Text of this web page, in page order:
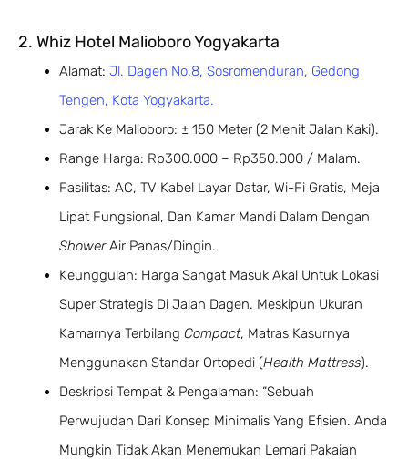
2. Whiz Hotel Malioboro Yogyakarta
Alamat: Jl. Dagen No.8, Sosromenduran, Gedong
Tengen, Kota Yogyakarta.
Jarak Ke Malioboro: ± 150 Meter (2 Menit Jalan Kaki).
Range Harga: Rp300.000 – Rp350.000 / Malam.
Fasilitas: AC, TV Kabel Layar Datar, Wi-Fi Gratis, Meja
Lipat Fungsional, Dan Kamar Mandi Dalam Dengan
ShowerAir Panas/dingin.
Keunggulan: Harga Sangat Masuk Akal Untuk Lokasi
Super Strategis Di Jalan Dagen. Meskipun Ukuran
Kamarnya Terbilang Compact, Matras Kasurnya
Menggunakan Standar Ortopedi (Health Mattress).
Deskripsi Tempat & Pengalaman: “Sebuah
Perwujudan Dari Konsep Minimalis Yang Efisien. Anda
Mungkin Tidak Akan Menemukan Lemari Pakaian